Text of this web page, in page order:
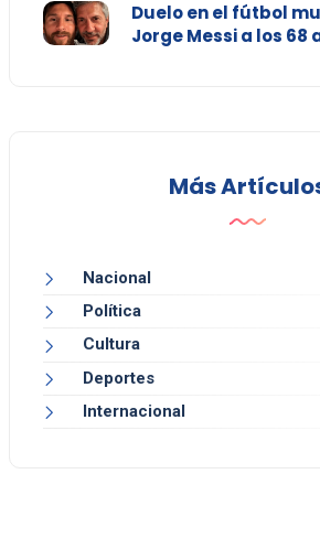
Duelo en el fútbol
Jorge Messi a los 68
Más
Nacional
Política
Cultura
Deportes
Internacional